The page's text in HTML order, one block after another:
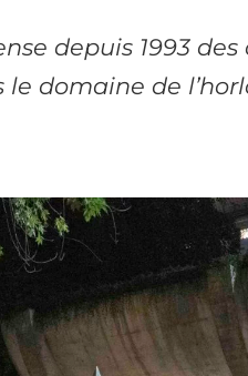
depuis 1993
domaine de